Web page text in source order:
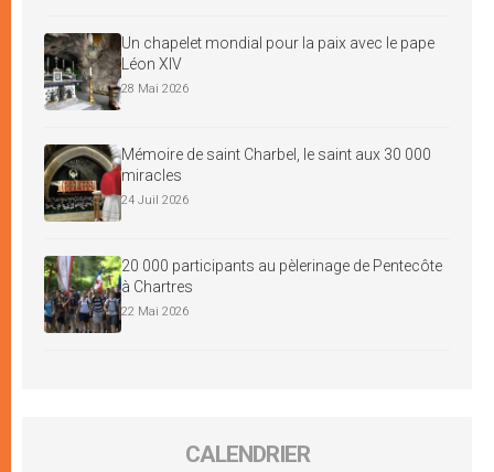
Un chapelet mondial pour la paix avec le pape
Léon XIV
28 Mai 2026
Mémoire de saint Charbel, le saint aux 30 000
miracles
24 Juil 2026
20 000 participants au pèlerinage de Pentecôte
à Chartres
22 Mai 2026
CALENDRIER